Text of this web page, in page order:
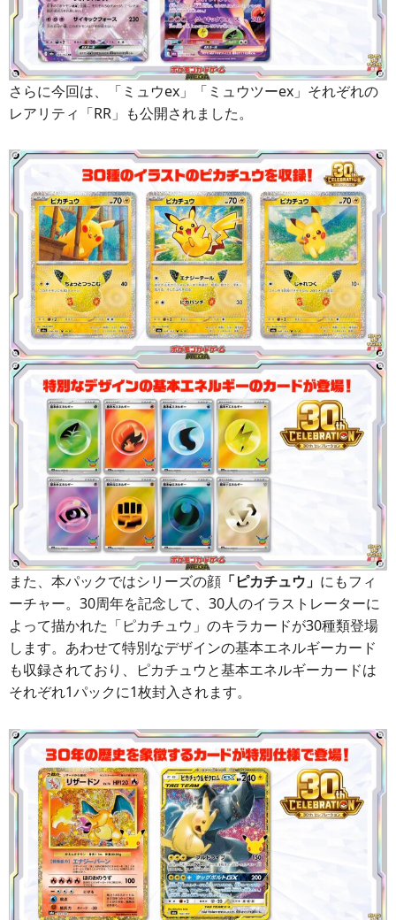
さらに今回は、「ミュウex」「ミュウツーex」それぞれの
レアリティ「RR」も公開されました。
また、本パックではシリーズの顔 「ピカチュウ」 にもフィ
ーチャー。30周年を記念して、30人のイラストレーターに
よって描かれた「ピカチュウ」のキラカードが30種類登場
します。あわせて特別なデザインの基本エネルギーカード
も収録されており、ピカチュウと基本エネルギーカードは
それぞれ1パックに1枚封入されます。